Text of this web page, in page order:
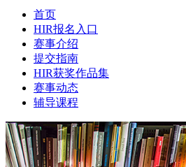
首页
HIR报名入口
赛事介绍
提交指南
HIR获奖作品集
赛事动态
辅导课程